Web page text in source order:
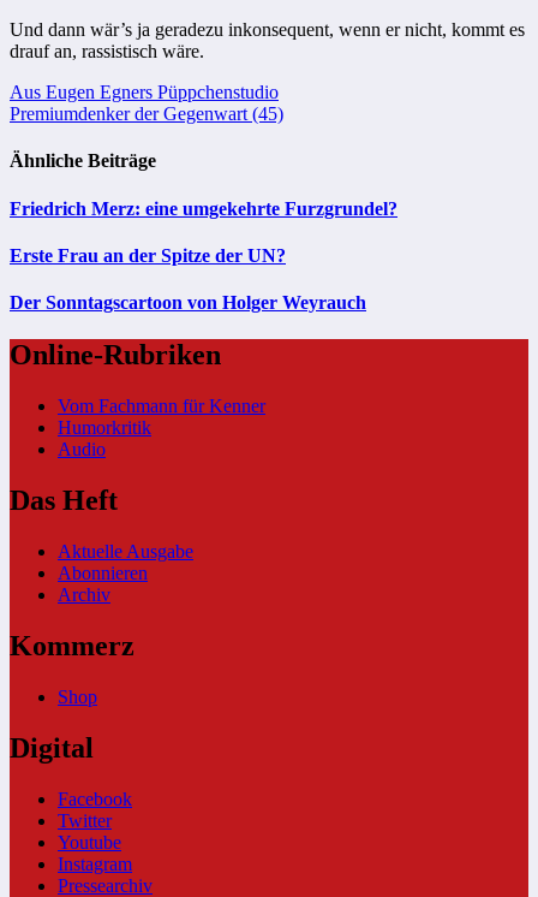
Und dann wär’s ja geradezu inkonsequent, wenn er nicht, kommt es
drauf an, rassistisch wäre.
Beitragsnavigation
Aus Eugen Egners Püppchenstudio
Premiumdenker der Gegenwart (45)
Ähnliche Beiträge
Friedrich Merz: eine umgekehrte Furzgrundel?
Erste Frau an der Spitze der UN?
Der Sonntagscartoon von Holger Weyrauch
Online-Rubriken
Vom Fachmann für Kenner
Humorkritik
Audio
Das Heft
Aktuelle Ausgabe
Abonnieren
Archiv
Kommerz
Shop
Digital
Facebook
Twitter
Youtube
Instagram
Pressearchiv